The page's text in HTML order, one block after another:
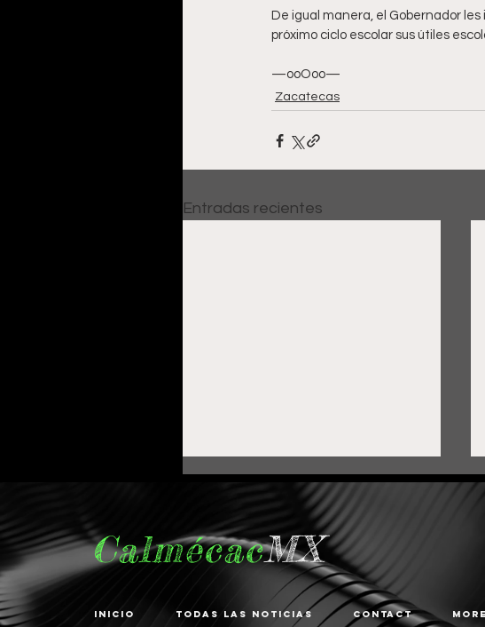
De igual manera, el Gobernador
próximo ciclo escolar sus útiles
—ooOoo—
Zacatecas
Entradas recientes
CalmécacMX
Inicio Todas las noticias Contact More